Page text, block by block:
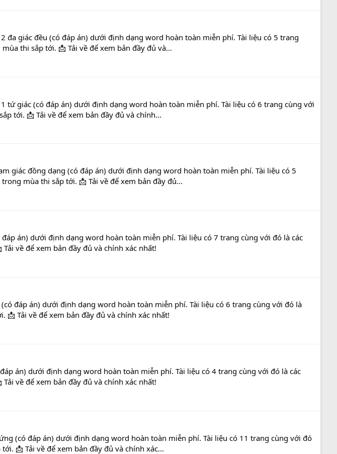
giác đều (có đáp án) dưới định dạng word hoàn toàn miễn phí. Tài liệu có 5 trang
thi sắp tới. 📩 Tải về để xem bản đầy đủ và...
giác (có đáp án) dưới định dạng word hoàn toàn miễn phí. Tài liệu có 6 trang cùng với
tới. 📩 Tải về để xem bản đầy đủ và chính...
giác đồng dạng (có đáp án) dưới định dạng word hoàn toàn miễn phí. Tài liệu có 5
mùa thi sắp tới. 📩 Tải về để xem bản đầy đủ...
án) dưới định dạng word hoàn toàn miễn phí. Tài liệu có 7 trang cùng với đó là các
về để xem bản đầy đủ và chính xác nhất!
đáp án) dưới định dạng word hoàn toàn miễn phí. Tài liệu có 6 trang cùng với đó là
Tải về để xem bản đầy đủ và chính xác nhất!
án) dưới định dạng word hoàn toàn miễn phí. Tài liệu có 4 trang cùng với đó là các
về để xem bản đầy đủ và chính xác nhất!
(có đáp án) dưới định dạng word hoàn toàn miễn phí. Tài liệu có 11 trang cùng với đó
📩 Tải về để xem bản đầy đủ và chính xác...